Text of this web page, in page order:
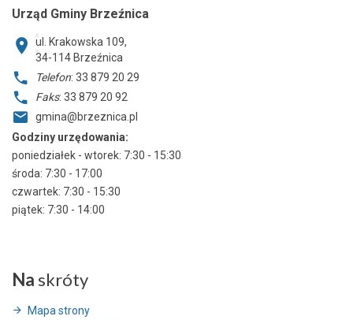
Urząd Gminy Brzeźnica
ul. Krakowska 109,
34-114 Brzeźnica
Telefon: 33 879 20 29
Faks: 33 879 20 92
gmina@brzeznica.pl
Godziny urzędowania:
poniedziałek - wtorek: 7:30 - 15:30
środa: 7:30 - 17:00
czwartek: 7:30 - 15:30
piątek: 7:30 - 14:00
Na skróty
Mapa strony